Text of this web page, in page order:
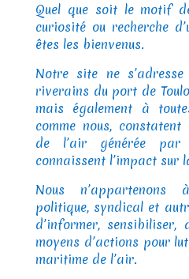
Quel que soit le motif
curiosité ou recherche
êtes les bienvenus.
Notre site ne
riverains du port de
mais également à
comme nous,
de l’air générée
connaissent l’impact sur
Nous n’appartenons
politique, syndical et
d’informer,
moyens d’actions pour
maritime de l’air.